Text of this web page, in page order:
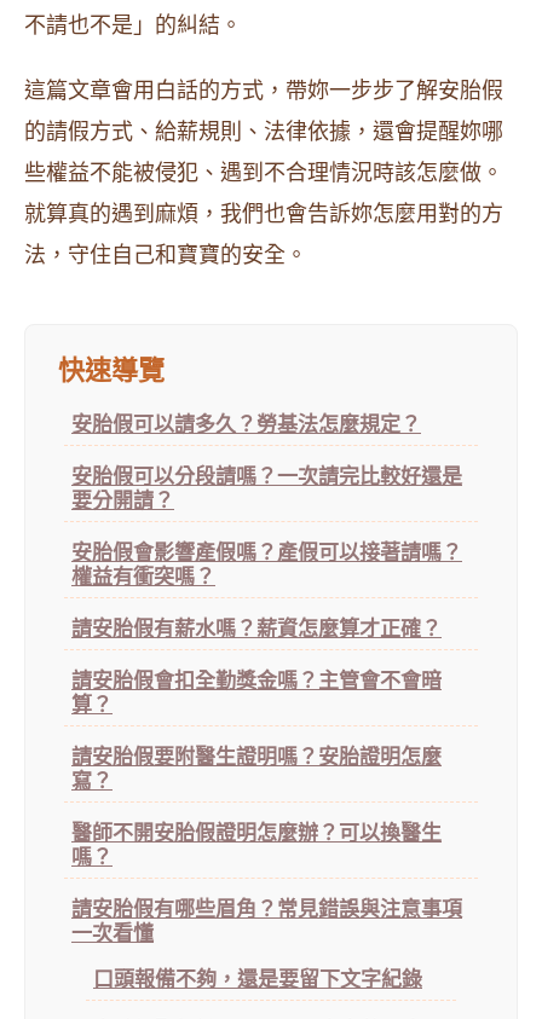
不請也不是」的糾結。
這篇文章會用白話的方式，帶妳一步步了解安胎假
的請假方式、給薪規則、法律依據，還會提醒妳哪
些權益不能被侵犯、遇到不合理情況時該怎麼做。
就算真的遇到麻煩，我們也會告訴妳怎麼用對的方
法，守住自己和寶寶的安全。
快速導覽
安胎假可以請多久？勞基法怎麼規定？
安胎假可以分段請嗎？一次請完比較好還是
要分開請？
安胎假會影響產假嗎？產假可以接著請嗎？
權益有衝突嗎？
請安胎假有薪水嗎？薪資怎麼算才正確？
請安胎假會扣全勤獎金嗎？主管會不會暗
算？
請安胎假要附醫生證明嗎？安胎證明怎麼
寫？
醫師不開安胎假證明怎麼辦？可以換醫生
嗎？
請安胎假有哪些眉角？常見錯誤與注意事項
一次看懂
口頭報備不夠，還是要留下文字紀錄